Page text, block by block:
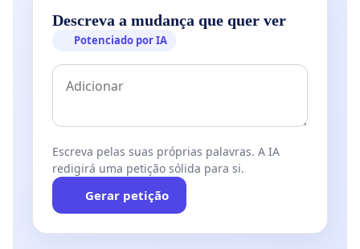
Descreva a mudança que quer ver
Potenciado por IA
Escreva pelas suas próprias palavras. A IA
redigirá uma petição sólida para si.
Gerar petição